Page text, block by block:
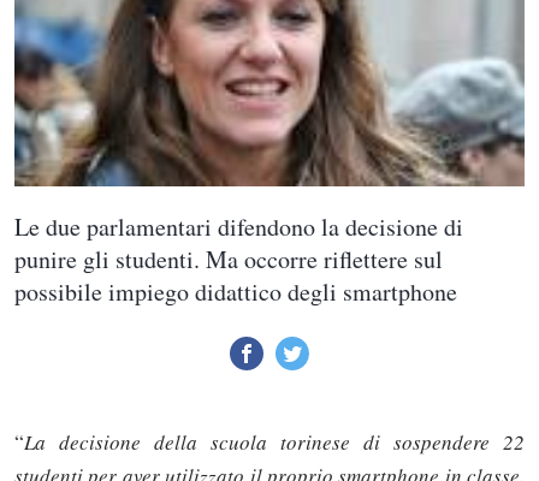
Le due parlamentari difendono la decisione di
punire gli studenti. Ma occorre riflettere sul
possibile impiego didattico degli smartphone
“La decisione della scuola torinese di sospendere 22